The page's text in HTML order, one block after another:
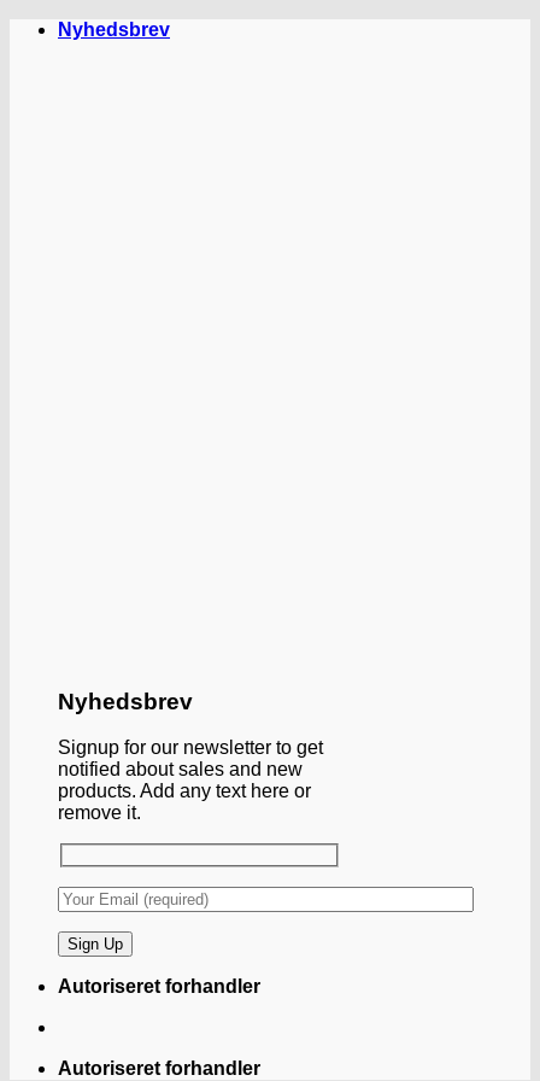
FortsætNyhedsbrev
Nyhedsbrev
Signup for our newsletter to get
notified about sales and new
products. Add any text here or
remove it.
Autoriseret forhandler
Autoriseret forhandler